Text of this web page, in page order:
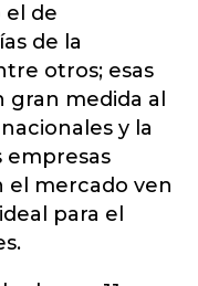
el de
de la
otros; esas
medida al
y la
empresas
el mercado ven
para el